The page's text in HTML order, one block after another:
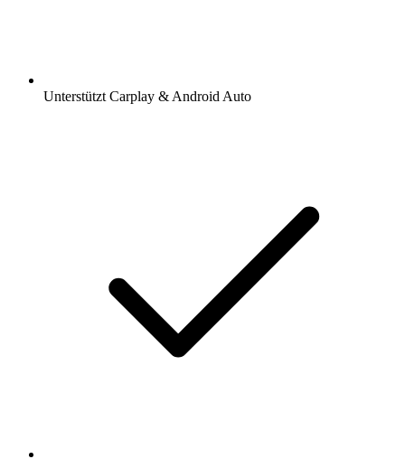
Unterstützt Carplay & Android Auto